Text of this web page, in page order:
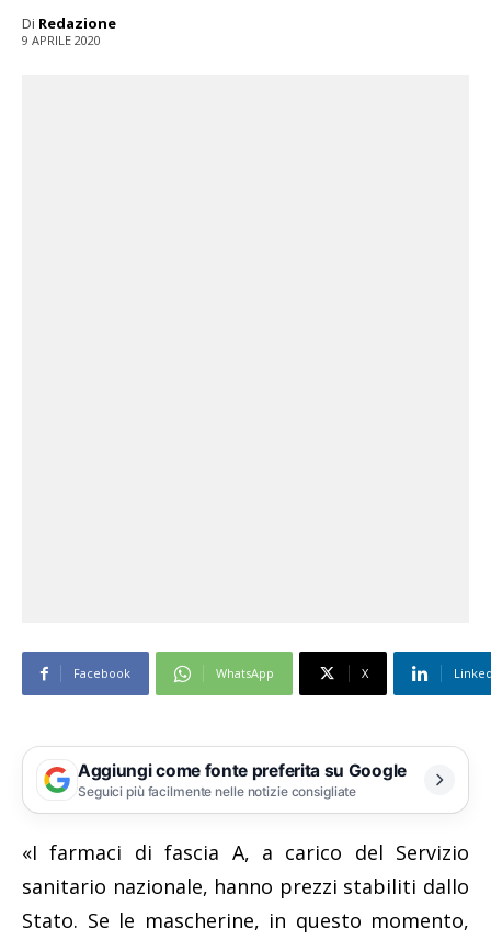
Di Redazione
9 APRILE 2020
Facebook WhatsApp X
Aggiungi come fonte preferita su Google
Seguici più facilmente nelle notizie consigliate
«I farmaci di fascia A, a carico del Servizio
sanitario nazionale, hanno prezzi stabiliti dallo
Stato. Se le mascherine, in questo momento,